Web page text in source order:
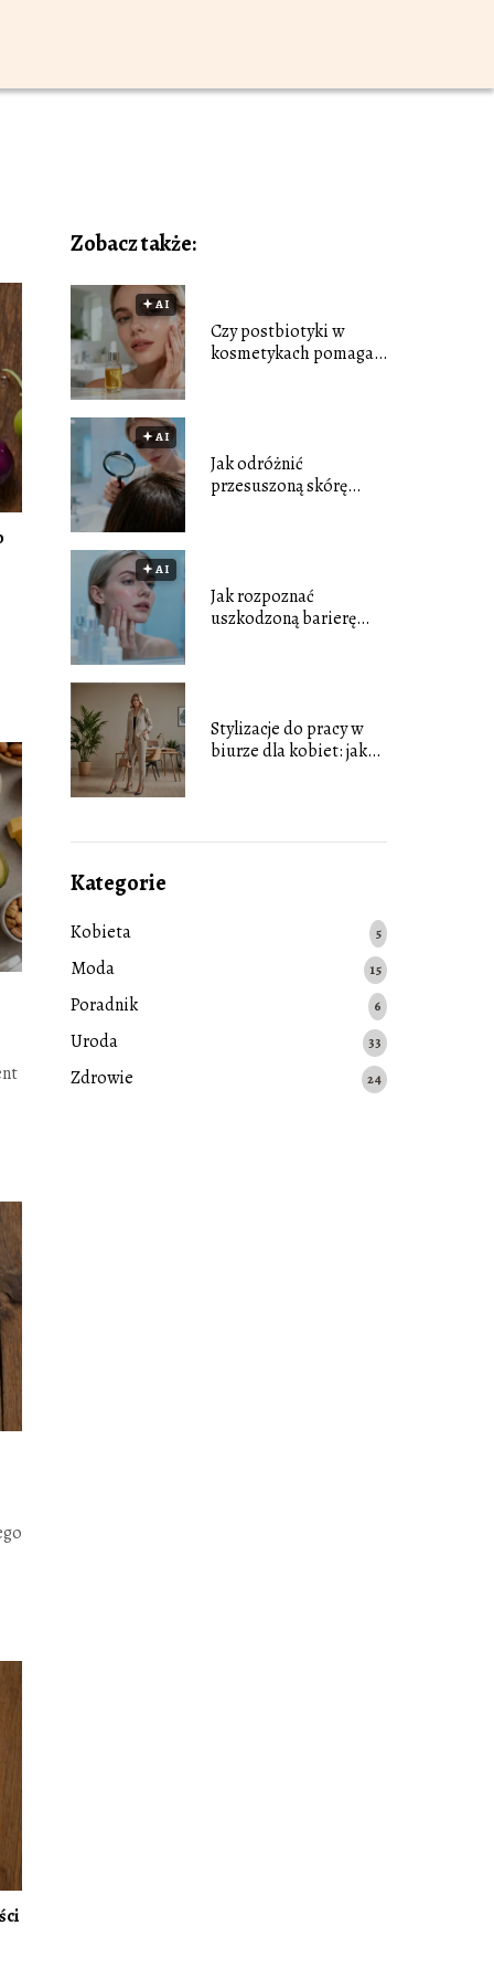
Zobacz także:
🟅 AI
Czy postbiotyki w
kosmetykach pomagają
🟅 AI
Jak odróżnić
przesuszoną skórę
🟅 AI
Jak rozpoznać
uszkodzoną barierę
Stylizacje do pracy w
biurze dla kobiet: jak
Kategorie
Kobieta 5
Moda 15
Poradnik 6
Uroda 33
Zdrowie 24